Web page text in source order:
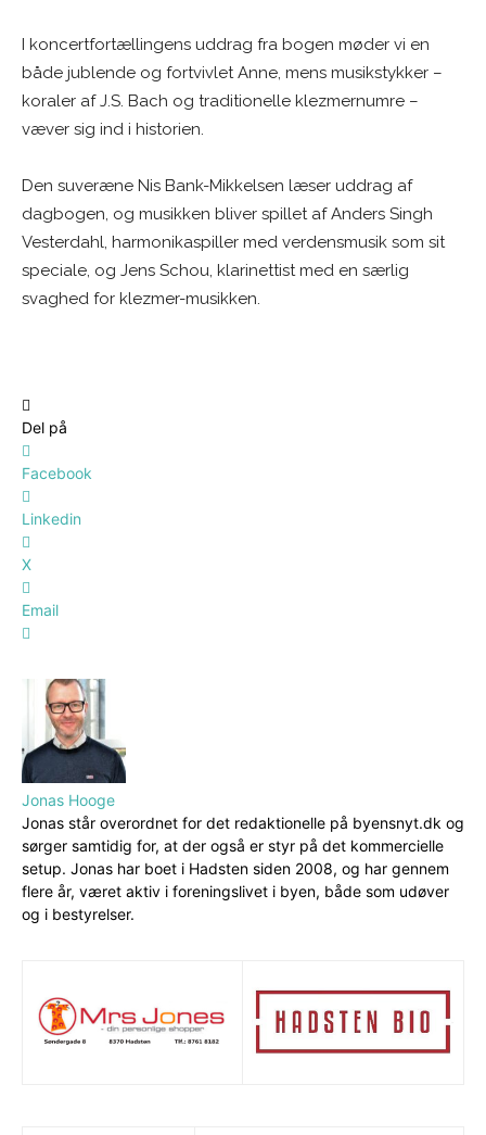
I koncertfortællingens uddrag fra bogen møder vi en
både jublende og fortvivlet Anne, mens musikstykker –
koraler af J.S. Bach og traditionelle klezmernumre –
væver sig ind i historien.
Den suveræne Nis Bank-Mikkelsen læser uddrag af
dagbogen, og musikken bliver spillet af Anders Singh
Vesterdahl, harmonikaspiller med verdensmusik som sit
speciale, og Jens Schou, klarinettist med en særlig
svaghed for klezmer-musikken.
Del på
Facebook
Linkedin
X
Email
Jonas Hooge
Jonas står overordnet for det redaktionelle på byensnyt.dk og
sørger samtidig for, at der også er styr på det kommercielle
setup. Jonas har boet i Hadsten siden 2008, og har gennem
flere år, været aktiv i foreningslivet i byen, både som udøver
og i bestyrelser.